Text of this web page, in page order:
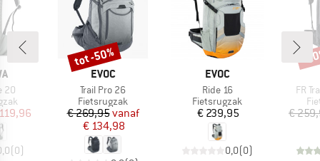
20
prijs
(0)
MERK
EVOC
Artikel
Trail Pro 26
Productgroep
Fietsrugzak
Prijs
€ 269,95Verlaagde prijs
vanaf
€ 134,98
Korting
tot -50%
MERK
EVOC
Artikel
Ride 16
Productgroep
Fietsrugzak
Prijs
€ 239,95
0,0(0)
FR
€
-